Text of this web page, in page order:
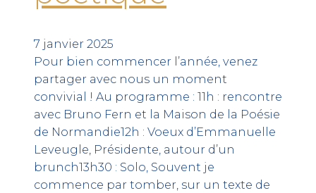
7 janvier 2025
Pour bien commencer l’année, venez
partager avec nous un moment
convivial ! Au programme : 11h : rencontre
avec Bruno Fern et la Maison de la Poésie
de Normandie12h : Voeux d’Emmanuelle
Leveugle, Présidente, autour d’un
brunch13h30 : Solo, Souvent je
commence par tomber, sur un texte de